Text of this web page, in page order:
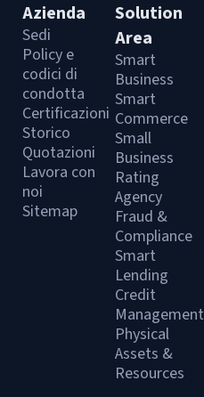
Azienda
Sedi
Policy e
codici di
condotta
Certificazioni
Storico
Quotazioni
Lavora con
noi
Sitemap
Solution
Area
Smart
Business
Smart
Commerce
Small
Business
Rating
Agency
Fraud &
Compliance
Smart
Lending
Credit
Management
Physical
Assets &
Resources